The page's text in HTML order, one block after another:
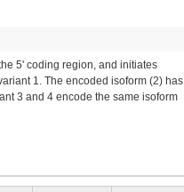
5' coding region, and initiates
1. The encoded isoform (2) has
3 and 4 encode the same isoform